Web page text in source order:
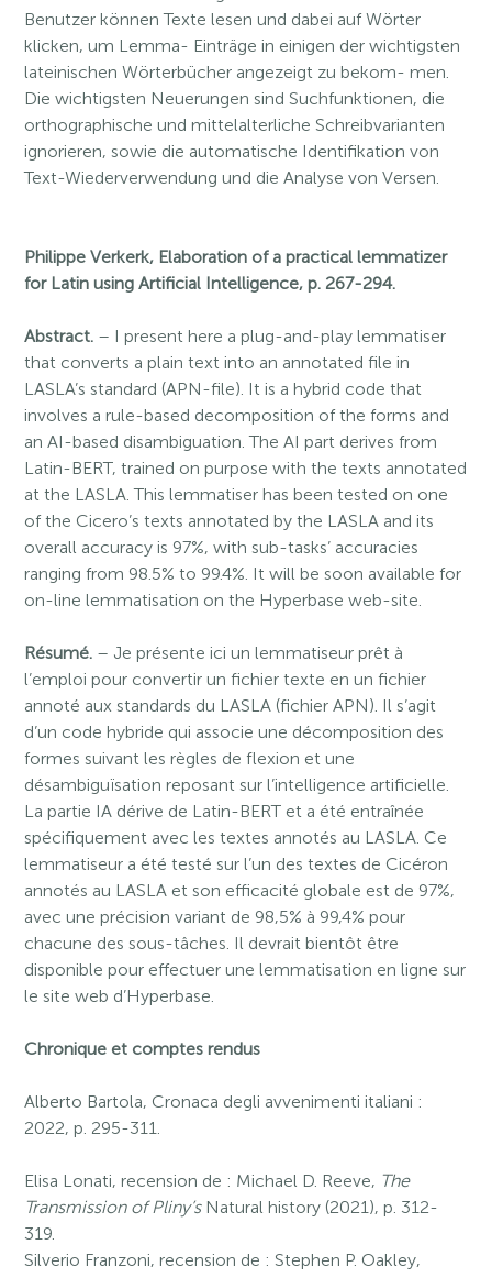
Benutzer können Texte lesen und dabei auf Wörter
klicken, um Lemma- Einträge in einigen der wichtigsten
lateinischen Wörterbücher angezeigt zu bekom- men.
Die wichtigsten Neuerungen sind Suchfunktionen, die
orthographische und mittelalterliche Schreibvarianten
ignorieren, sowie die automatische Identifikation von
Text-Wiederverwendung und die Analyse von Versen.
Philippe Verkerk, Elaboration of a practical lemmatizer
for Latin using Artificial Intelligence, p. 267-294.
Abstract. – I present here a plug-and-play lemmatiser
that converts a plain text into an annotated file in
LASLA’s standard (APN-file). It is a hybrid code that
involves a rule-based decomposition of the forms and
an AI-based disambiguation. The AI part derives from
Latin-BERT, trained on purpose with the texts annotated
at the LASLA. This lemmatiser has been tested on one
of the Cicero’s texts annotated by the LASLA and its
overall accuracy is 97%, with sub-tasks’ accuracies
ranging from 98.5% to 99.4%. It will be soon available for
on-line lemmatisation on the Hyperbase web-site.
Résumé. – Je présente ici un lemmatiseur prêt à
l’emploi pour convertir un fichier texte en un fichier
annoté aux standards du LASLA (fichier APN). Il s’agit
d’un code hybride qui associe une décomposition des
formes suivant les règles de flexion et une
désambiguïsation reposant sur l’intelligence artificielle.
La partie IA dérive de Latin-BERT et a été entraînée
spécifiquement avec les textes annotés au LASLA. Ce
lemmatiseur a été testé sur l’un des textes de Cicéron
annotés au LASLA et son efficacité globale est de 97%,
avec une précision variant de 98,5% à 99,4% pour
chacune des sous-tâches. Il devrait bientôt être
disponible pour effectuer une lemmatisation en ligne sur
le site web d’Hyperbase.
Chronique et comptes rendus
Alberto Bartola, Cronaca degli avvenimenti italiani :
2022, p. 295-311.
Elisa Lonati, recension de : Michael D. Reeve, The
Transmission of Pliny’s Natural history (2021), p. 312-
319.
Silverio Franzoni, recension de : Stephen P. Oakley,